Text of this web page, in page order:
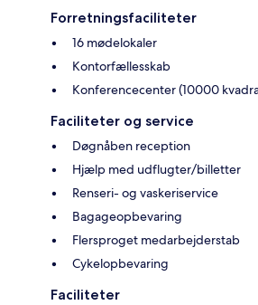
Forretningsfaciliteter
16 mødelokaler
Kontorfællesskab
Konferencecenter (10000
Faciliteter og service
Døgnåben reception
Hjælp med udflugter/billetter
Renseri- og vaskeriservice
Bagageopbevaring
Flersproget medarbejderstab
Cykelopbevaring
Faciliteter